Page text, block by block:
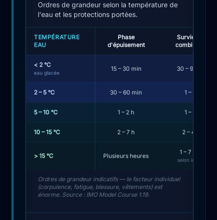
Ordres de grandeur selon la température de
l'eau et les protections portées.
TEMPÉRATURE
EAU
Phase
d'épuisement
Survie sans
combinaison
< 2 °C
eau glacée
15 – 30 min 30 – 90 min
2 – 5 °C 30 – 60 min 1 – 3 h
5 – 10 °C 1 – 2 h 1 – 6 h
10 – 15 °C 2 – 7 h 2 – 40 h
> 15 °C Plusieurs heures
1 – 7 jours
selon individu
Ordres de grandeur indicatifs — le facteur individuel
(corpulence, fatigue, blessure, vêtements) est
énorme. Source : IMO Model Course 1.19.